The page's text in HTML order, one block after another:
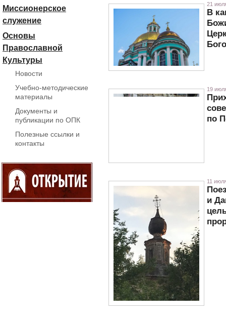
Миссионерское
служение
Основы
Православной
Культуры
Новости
Учебно-методические
материалы
Документы и
публикации по ОПК
Полезные ссылки и
контакты
21
В
19
по
11
и